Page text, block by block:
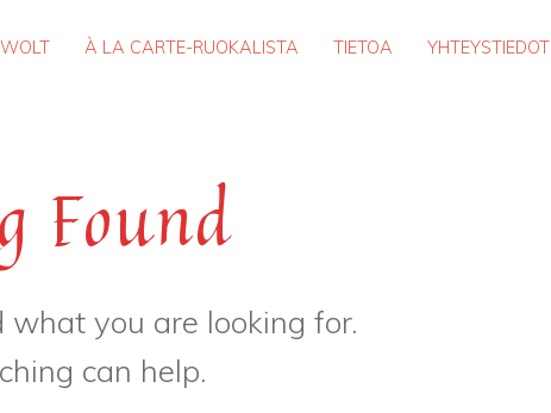
À LA CARTE-RUOKALISTA TIETOA YHTEYSTIEDOT
Found
you are looking for.
can help.